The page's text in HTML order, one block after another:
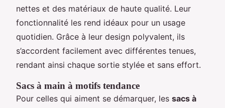
nettes et des matériaux de haute qualité. Leur
fonctionnalité les rend idéaux pour un usage
quotidien. Grâce à leur design polyvalent, ils
s’accordent facilement avec différentes tenues,
rendant ainsi chaque sortie stylée et sans effort.
Sacs à main à motifs tendance
Pour celles qui aiment se démarquer, les sacs à